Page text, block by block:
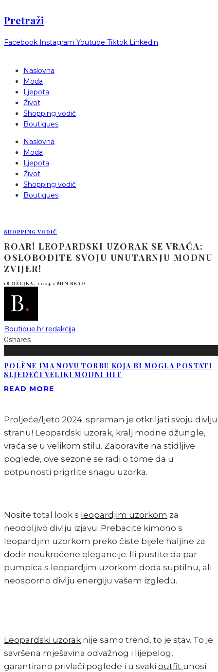
Pretraži
Facebook Instagram Youtube Tiktok Linkedin
Naslovna
Moda
Ljepota
Život
Shopping vodič
Boutiques
Naslovna
Moda
Ljepota
Život
Shopping vodič
Boutiques
SHOPPING VODIČ
ROAR! LEOPARDSKI UZORAK SE VRAĆA:
OSLOBODITE SVOJU UNUTARNJU MODNU
ZVIJER!
18 OŽUJKA, 2024·1 MIN READ
Boutique.hr redakcija
0shares
POLÈNE IMA NOVU TORBU KOJA BI MOGLA POSTATI
SLJEDEĆI VELIKI MODNI HIT
READ MORE
Proljeće/ljeto 2024. spreman je otkriljati svoju divlju
stranu! Leopardski uzorak, kralj modne džungle,
vraća se u velikom stilu. Zaboravite na stidljive
poglede, ove sezone se radi o tome da u
potpunosti prigrlite snagu uzorka.
Nosite total look s leopardjim uzorkom za
neodoljivo divlju izjavu. Prebacite kimono s
leopardjim uzorkom preko čiste bijele haljine za
dodir neukroćene elegancije. Ili pustite da par
pumpica s leopardjim uzorkom doda suptilnu, ali
neosporno divlju energiju vašem izgledu.
Leopardski uzorak nije samo trend, to je stav. To je
savršena mješavina odvažnog i lijepelog,
garantirano privlači poglede i u svaki outfit unosi